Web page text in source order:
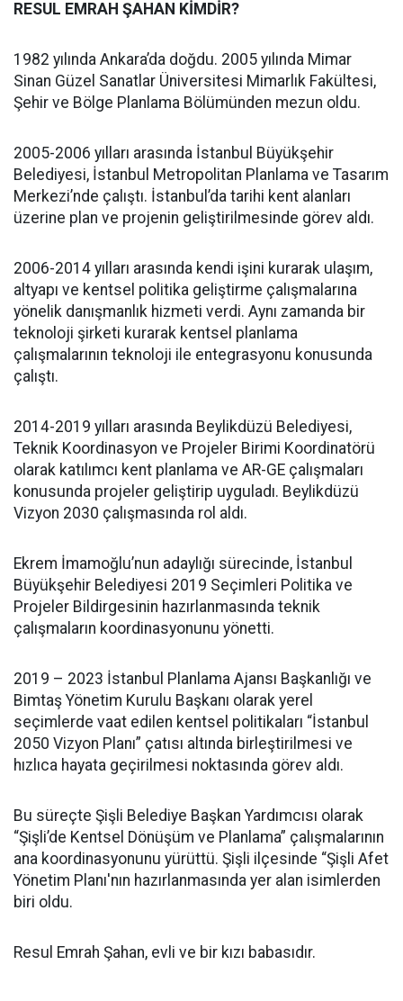
RESUL EMRAH ŞAHAN KİMDİR?
1982 yılında Ankara’da doğdu. 2005 yılında Mimar
Sinan Güzel Sanatlar Üniversitesi Mimarlık Fakültesi,
Şehir ve Bölge Planlama Bölümünden mezun oldu.
2005-2006 yılları arasında İstanbul Büyükşehir
Belediyesi, İstanbul Metropolitan Planlama ve Tasarım
Merkezi’nde çalıştı. İstanbul’da tarihi kent alanları
üzerine plan ve projenin geliştirilmesinde görev aldı.
2006-2014 yılları arasında kendi işini kurarak ulaşım,
altyapı ve kentsel politika geliştirme çalışmalarına
yönelik danışmanlık hizmeti verdi. Aynı zamanda bir
teknoloji şirketi kurarak kentsel planlama
çalışmalarının teknoloji ile entegrasyonu konusunda
çalıştı.
2014-2019 yılları arasında Beylikdüzü Belediyesi,
Teknik Koordinasyon ve Projeler Birimi Koordinatörü
olarak katılımcı kent planlama ve AR-GE çalışmaları
konusunda projeler geliştirip uyguladı. Beylikdüzü
Vizyon 2030 çalışmasında rol aldı.
Ekrem İmamoğlu’nun adaylığı sürecinde, İstanbul
Büyükşehir Belediyesi 2019 Seçimleri Politika ve
Projeler Bildirgesinin hazırlanmasında teknik
çalışmaların koordinasyonunu yönetti.
2019 – 2023 İstanbul Planlama Ajansı Başkanlığı ve
Bimtaş Yönetim Kurulu Başkanı olarak yerel
seçimlerde vaat edilen kentsel politikaları “İstanbul
2050 Vizyon Planı” çatısı altında birleştirilmesi ve
hızlıca hayata geçirilmesi noktasında görev aldı.
Bu süreçte Şişli Belediye Başkan Yardımcısı olarak
“Şişli’de Kentsel Dönüşüm ve Planlama” çalışmalarının
ana koordinasyonunu yürüttü. Şişli ilçesinde “Şişli Afet
Yönetim Planı'nın hazırlanmasında yer alan isimlerden
biri oldu.
Resul Emrah Şahan, evli ve bir kızı babasıdır.